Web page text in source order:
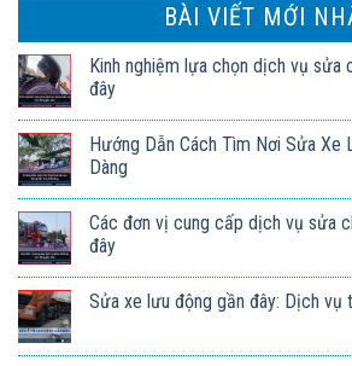
BÀI VIẾT MỚI
Kinh nghiệm lựa chọn dịch vụ sửa
đây
Hướng Dẫn Cách Tìm Nơi Sửa Xe
Dàng
Các đơn vị cung cấp dịch vụ sửa
đây
Sửa xe lưu động gần đây: Dịch vụ